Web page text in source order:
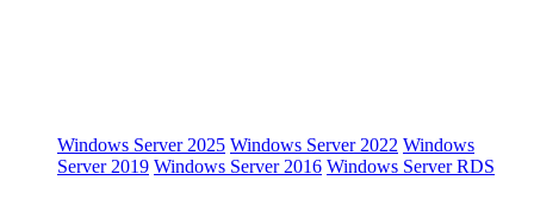
Windows Server 2025 Windows Server 2022 Windows
Server 2019 Windows Server 2016 Windows Server RDS